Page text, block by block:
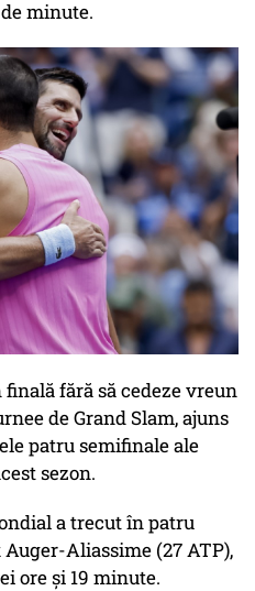
minute.
fără să cedeze vreun
de Grand Slam, ajuns
patru semifinale ale
sezon.
a trecut în patru
Aliassime (27 ATP),
ore și 19 minute.